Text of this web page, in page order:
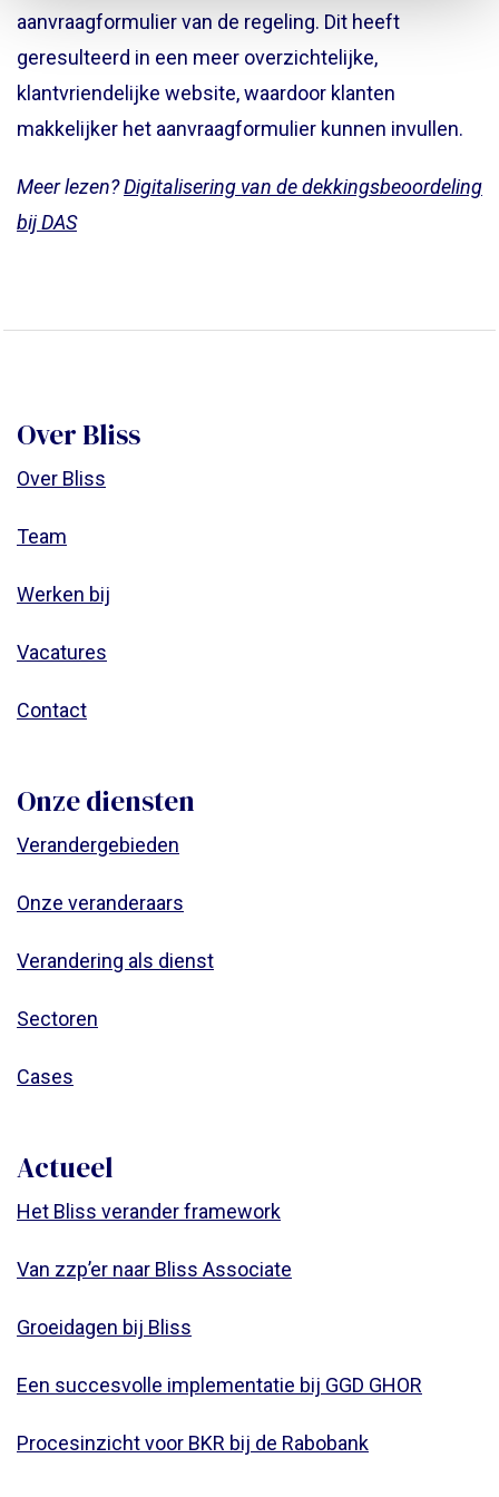
aanvraagformulier van de regeling. Dit heeft
geresulteerd in een meer overzichtelijke,
klantvriendelijke website, waardoor klanten
makkelijker het aanvraagformulier kunnen invullen.
Meer lezen?Digitalisering van de dekkingsbeoordeling
bij DAS
Over Bliss
Over Bliss
Team
Werken bij
Vacatures
Contact
Onze diensten
Verandergebieden
Onze veranderaars
Verandering als dienst
Sectoren
Cases
Actueel
Het Bliss verander framework
Van zzp’er naar Bliss Associate
Groeidagen bij Bliss
Een succesvolle implementatie bij GGD GHOR
Procesinzicht voor BKR bij de Rabobank